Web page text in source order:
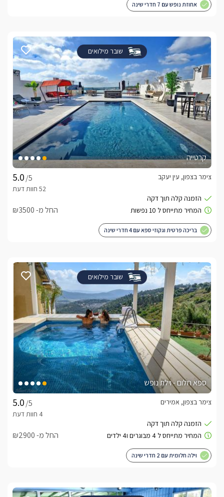
אחוזת נופש עם 7 חדרי שינה
שובר מילואים
קרטייה
/5
צימר בצפון, עין יעקב
החל מ- ₪3500
בריכה פרטית וגקוזי ספא עם 4 חדרי שינה
שובר מילואים
ספא חלום - וילת נופש
/5
צימר בצפון, אמירים
החל מ- ₪2900
וילה חלומית עם 2 חדרי שינה